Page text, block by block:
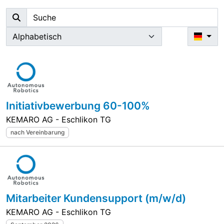
Initiativbewerbung 60-100%
KEMARO AG - Eschlikon TG
nach Vereinbarung
Mitarbeiter Kundensupport (m/w/d)
KEMARO AG - Eschlikon TG